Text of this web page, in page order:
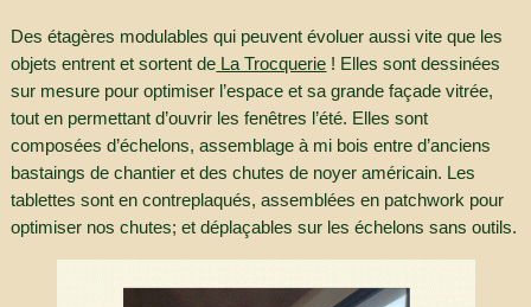
Des étagères modulables qui peuvent évoluer aussi vite que les
objets entrent et sortent de La Trocquerie ! Elles sont dessinées
sur mesure pour optimiser l’espace et sa grande façade vitrée,
tout en permettant d’ouvrir les fenêtres l’été. Elles sont
composées d’échelons, assemblage à mi bois entre d’anciens
bastaings de chantier et des chutes de noyer américain. Les
tablettes sont en contreplaqués, assemblées en patchwork pour
optimiser nos chutes; et déplaçables sur les échelons sans outils.